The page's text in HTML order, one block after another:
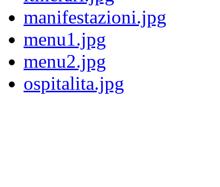
manifestazioni.jpg
menu1.jpg
menu2.jpg
ospitalita.jpg